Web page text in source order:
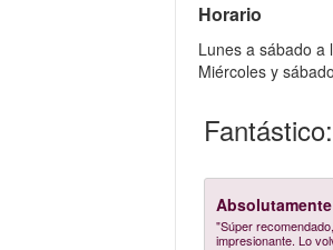
Horario
Lunes a sábado a
Miércoles y
"Súper
impresionante. Lo